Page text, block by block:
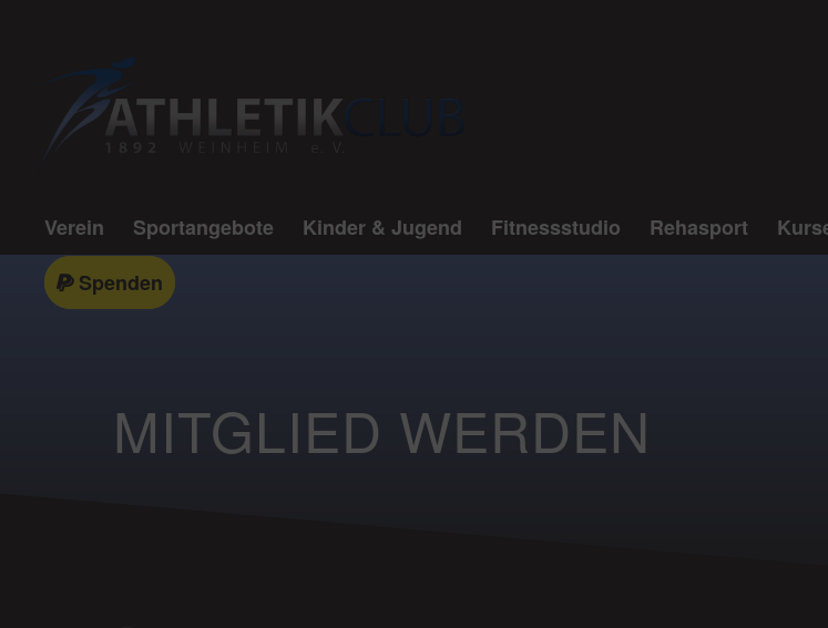
Verein Sportangebote Kinder & Jugend Fitnessstudio Rehasport
Spenden
MITGLIED WERDEN